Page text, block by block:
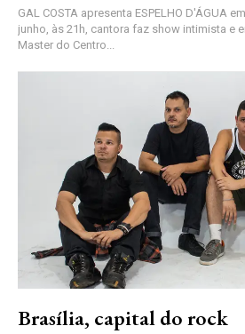
GAL COSTA apresenta ESPELHO D'ÁGUA
junho, às 21h, cantora faz show intimista e
Master do Centro...
Brasília, capital do rock